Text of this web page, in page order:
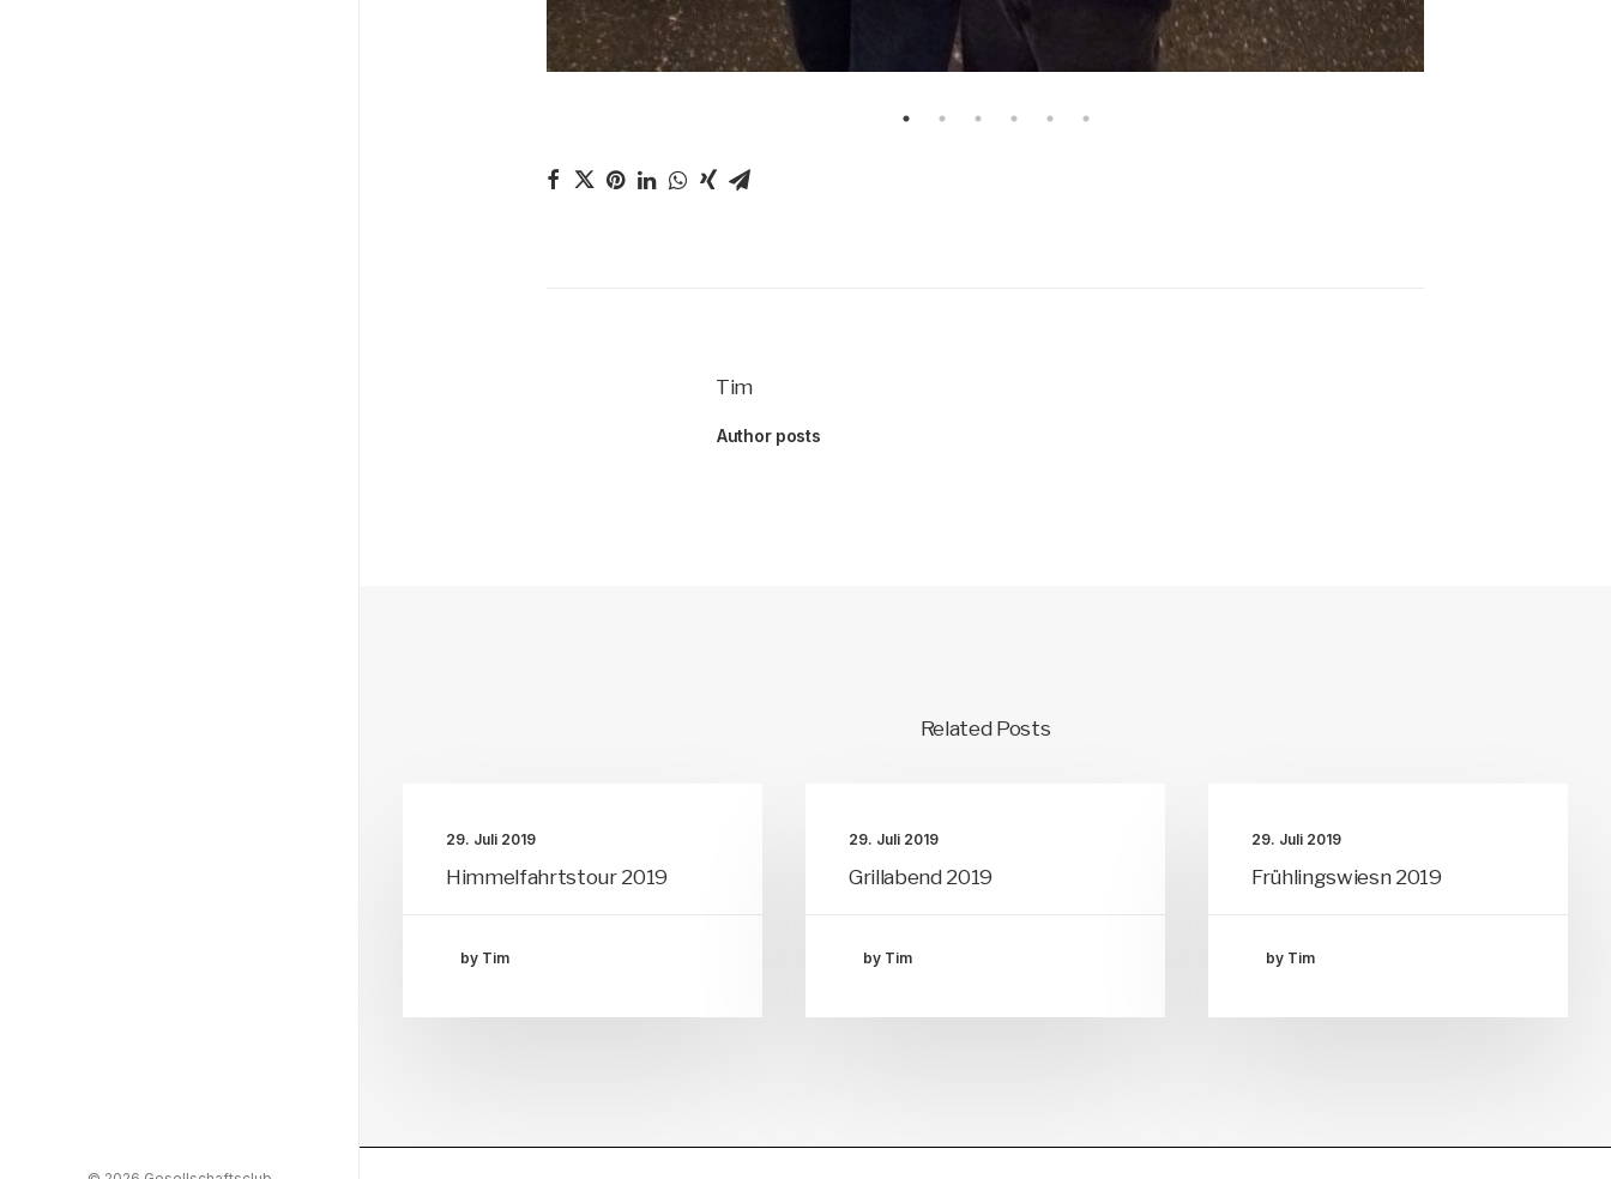
Tim
Author posts
Related Posts
29. Juli 2019
Himmelfahrtstour 2019
by Tim
29. Juli 2019
Grillabend 2019
by Tim
29. Juli 2019
Frühlingswiesn 2019
by Tim